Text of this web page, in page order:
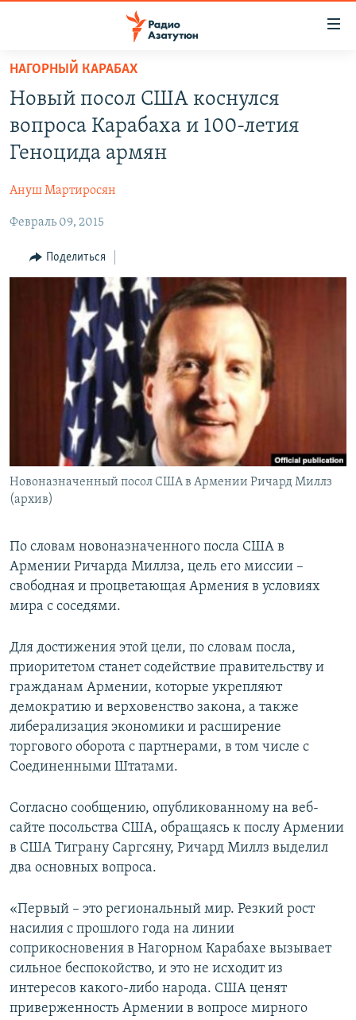
Перейти
основному
содержанию
Перейти
основной
навигации
Перейти
поиску
ПОЛИТИКА
ЭКОНОМИКА
РЕГИОН
НАГОРНЫЙ КАРАБАХ
КУЛЬТУРА
Հայերեն
Все сайты Радио Азатутюн
НАГОРНЫЙ КАРАБАХ
Новый посол США коснулся
вопроса Карабаха и 100-летия
Геноцида армян
Ануш Мартиросян
Февраль 09, 2015
Поделиться
Новоназначенный посол США в Армении Ричард Миллз
(архив)
По словам новоназначенного посла США в
Армении Ричарда Миллза, цель его миссии –
свободная и процветающая Армения в условиях
мира с соседями.
Для достижения этой цели, по словам посла,
приоритетом станет содействие правительству и
гражданам Армении, которые укрепляют
демократию и верховенство закона, а также
либерализация экономики и расширение
торгового оборота с партнерами, в том числе с
Соединенными Штатами.
Согласно сообщению, опубликованному на веб-
сайте посольства США, обращаясь к послу Армении
в США Тиграну Саргсяну, Ричард Миллз выделил
два основных вопроса.
«Первый – это региональный мир. Резкий рост
насилия с прошлого года на линии
соприкосновения в Нагорном Карабахе вызывает
сильное беспокойство, и это не исходит из
интересов какого-либо народа. США ценят
приверженность Армении в вопросе мирного